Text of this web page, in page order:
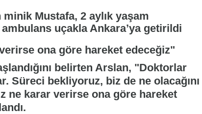
ona göre hareket edeceğiz"
belirten Arslan, "Doktorlar
Süreci bekliyoruz, biz de ne olacağını
ne karar verirse ona göre hareket